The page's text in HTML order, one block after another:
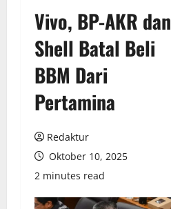
Vivo, BP-AKR dan
Shell Batal Beli
BBM Dari
Pertamina
Redaktur
Oktober 10, 2025
2 minutes read